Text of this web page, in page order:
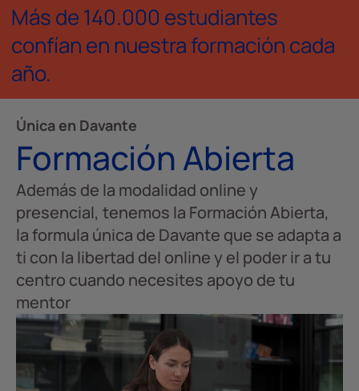
Más de 140.000 estudiantes
confían en nuestra formación cada
año.
Única en Davante
Formación Abierta
Además de la modalidad online y
presencial, tenemos la Formación Abierta,
la formula única de Davante que se adapta a
ti con la libertad del online y el poder ir a tu
centro cuando necesites apoyo de tu
mentor